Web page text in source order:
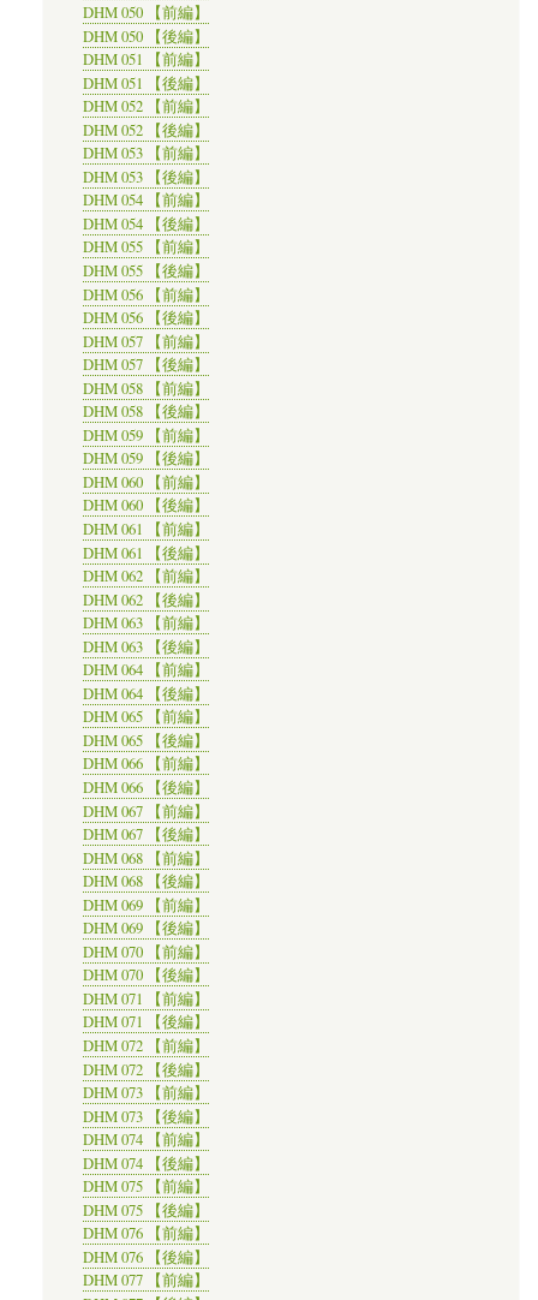
DHM 050 【前編】
DHM 050 【後編】
DHM 051 【前編】
DHM 051 【後編】
DHM 052 【前編】
DHM 052 【後編】
DHM 053 【前編】
DHM 053 【後編】
DHM 054 【前編】
DHM 054 【後編】
DHM 055 【前編】
DHM 055 【後編】
DHM 056 【前編】
DHM 056 【後編】
DHM 057 【前編】
DHM 057 【後編】
DHM 058 【前編】
DHM 058 【後編】
DHM 059 【前編】
DHM 059 【後編】
DHM 060 【前編】
DHM 060 【後編】
DHM 061 【前編】
DHM 061 【後編】
DHM 062 【前編】
DHM 062 【後編】
DHM 063 【前編】
DHM 063 【後編】
DHM 064 【前編】
DHM 064 【後編】
DHM 065 【前編】
DHM 065 【後編】
DHM 066 【前編】
DHM 066 【後編】
DHM 067 【前編】
DHM 067 【後編】
DHM 068 【前編】
DHM 068 【後編】
DHM 069 【前編】
DHM 069 【後編】
DHM 070 【前編】
DHM 070 【後編】
DHM 071 【前編】
DHM 071 【後編】
DHM 072 【前編】
DHM 072 【後編】
DHM 073 【前編】
DHM 073 【後編】
DHM 074 【前編】
DHM 074 【後編】
DHM 075 【前編】
DHM 075 【後編】
DHM 076 【前編】
DHM 076 【後編】
DHM 077 【前編】